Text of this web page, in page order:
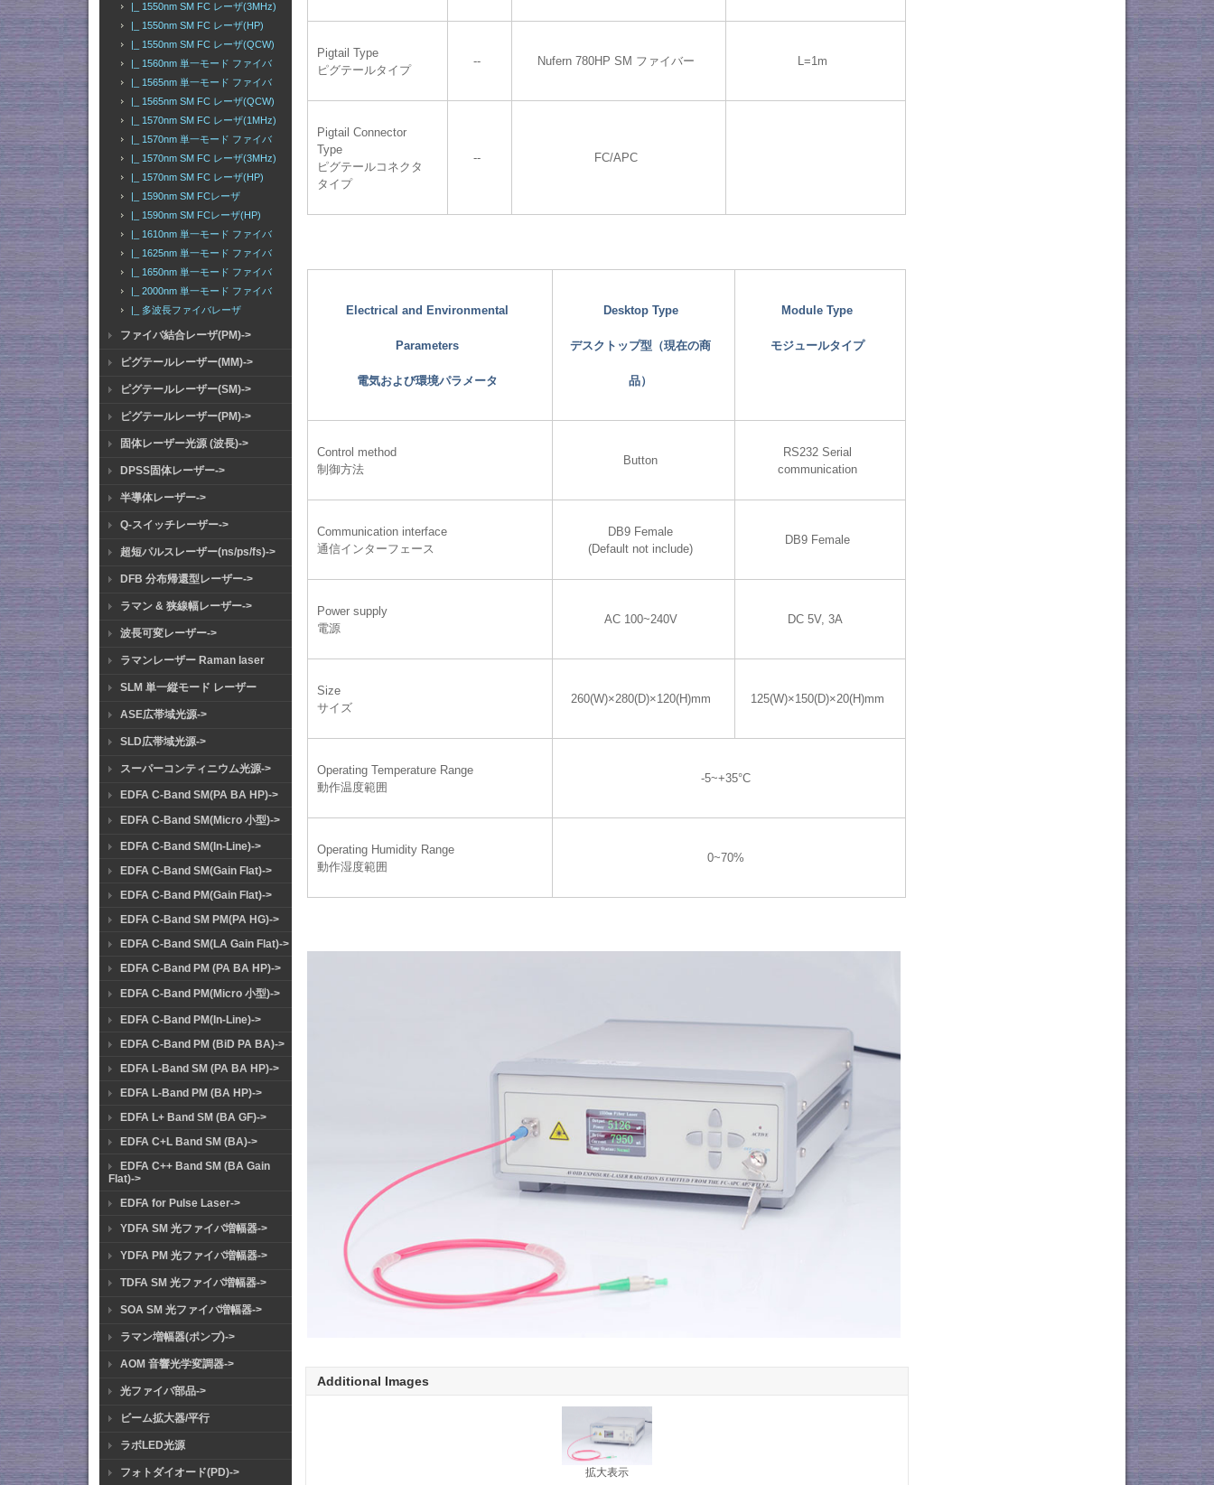
|_ 1550nm SM FC レーザ(3MHz)
|_ 1550nm SM FC レーザ(HP)
|_ 1550nm SM FC レーザ(QCW)
|_ 1560nm 単一モード ファイバ
|_ 1565nm 単一モード ファイバ
|_ 1565nm SM FC レーザ(QCW)
|_ 1570nm SM FC レーザ(1MHz)
|_ 1570nm 単一モード ファイバ
|_ 1570nm SM FC レーザ(3MHz)
|_ 1570nm SM FC レーザ(HP)
|_ 1590nm SM FCレーザ
|_ 1590nm SM FCレーザ(HP)
|_ 1610nm 単一モード ファイバ
|_ 1625nm 単一モード ファイバ
|_ 1650nm 単一モード ファイバ
|_ 2000nm 単一モード ファイバ
|_ 多波長ファイバレーザ
ファイバ結合レーザ(PM)->
ピグテールレーザー(MM)->
ピグテールレーザー(SM)->
ピグテールレーザー(PM)->
固体レーザー光源 (波長)->
DPSS固体レーザー->
半導体レーザー->
Q-スイッチレーザー->
超短パルスレーザー(ns/ps/fs)->
DFB 分布帰還型レーザー->
ラマン & 狭線幅レーザー->
波長可変レーザー->
ラマンレーザー Raman laser
SLM 単一縦モード レーザー
ASE広帯域光源->
SLD広帯域光源->
スーパーコンティニウム光源->
EDFA C-Band SM(PA BA HP)->
EDFA C-Band SM(Micro 小型)->
EDFA C-Band SM(In-Line)->
EDFA C-Band SM(Gain Flat)->
EDFA C-Band PM(Gain Flat)->
EDFA C-Band SM PM(PA HG)->
EDFA C-Band SM(LA Gain Flat)->
EDFA C-Band PM (PA BA HP)->
EDFA C-Band PM(Micro 小型)->
EDFA C-Band PM(In-Line)->
EDFA C-Band PM (BiD PA BA)->
EDFA L-Band SM (PA BA HP)->
EDFA L-Band PM (BA HP)->
EDFA L+ Band SM (BA GF)->
EDFA C+L Band SM (BA)->
EDFA C++ Band SM (BA Gain
Flat)->
EDFA for Pulse Laser->
YDFA SM 光ファイバ増幅器->
YDFA PM 光ファイバ増幅器->
TDFA SM 光ファイバ増幅器->
SOA SM 光ファイバ増幅器->
ラマン増幅器(ポンプ)->
AOM 音響光学変調器->
光ファイバ部品->
ビーム拡大器/平行
ラボLED光源
フォトダイオード(PD)->
Pigtail Type
ピグテールタイプ
-- Nufern 780HP SM ファイバー L=1m
Pigtail Connector
Type
ピグテールコネクタ
タイプ
-- FC/APC
Electrical and Environmental
Parameters
電気および環境パラメータ
Desktop Type
デスクトップ型（現在の商
品）
Module Type
モジュールタイプ
Control method
制御方法
Button
RS232 Serial
communication
Communication interface
通信インターフェース
DB9 Female
(Default not include)
DB9 Female
Power supply
電源
AC 100~240V DC 5V, 3A
Size
サイズ
260(W)×280(D)×120(H)mm 125(W)×150(D)×20(H)mm
Operating Temperature Range
動作温度範囲
-5~+35°C
Operating Humidity Range
動作湿度範囲
0~70%
Additional Images
拡大表示